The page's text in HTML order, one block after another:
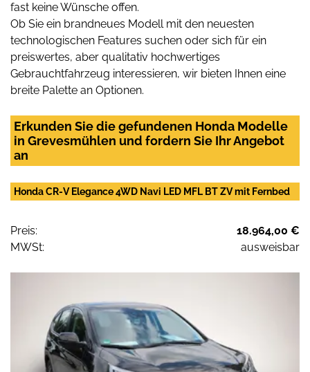
fast keine Wünsche offen.
Ob Sie ein brandneues Modell mit den neuesten
technologischen Features suchen oder sich für ein
preiswertes, aber qualitativ hochwertiges
Gebrauchtfahrzeug interessieren, wir bieten Ihnen eine
breite Palette an Optionen.
Erkunden Sie die gefundenen Honda Modelle
in Grevesmühlen und fordern Sie Ihr Angebot
an
Honda CR-V Elegance 4WD Navi LED MFL BT ZV mit Fernbed
Preis:
18.964,00 €
MWSt:
ausweisbar